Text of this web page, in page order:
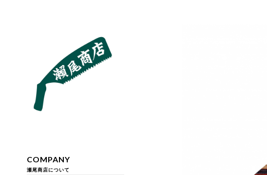
COMPANY
瀬尾商店について